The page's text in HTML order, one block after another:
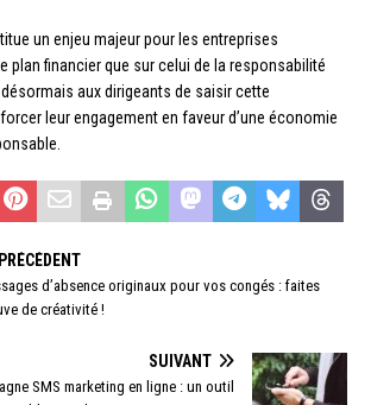
un enjeu majeur pour les entreprises
plan financier que sur celui de la responsabilité
aux dirigeants de saisir cette
leur engagement en faveur d’une économie
PRÉCÉDENT
d’absence originaux pour vos congés : faites
de créativité !
SUIVANT
SMS marketing en ligne : un outil